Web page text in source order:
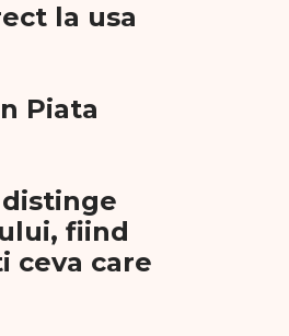
la usa
Piata
fiind
ceva care